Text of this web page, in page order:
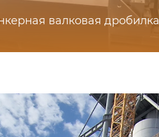
валковая дробилка